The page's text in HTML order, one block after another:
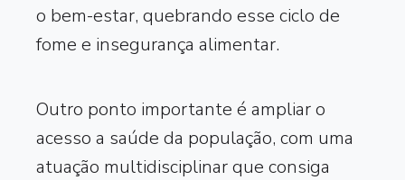
o bem-estar, quebrando esse ciclo de
fome e insegurança alimentar.
Outro ponto importante é ampliar o
acesso a saúde da população, com uma
atuação multidisciplinar que consiga